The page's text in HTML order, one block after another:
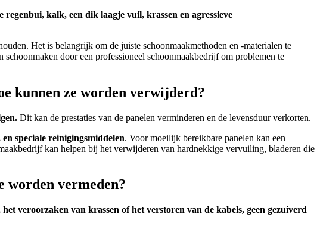
kalk, een dik laagje vuil, krassen en agressieve
Het is belangrijk om de juiste schoonmaakmethoden en -materialen te
door een professioneel schoonmaakbedrijf om problemen te
kunnen ze worden verwijderd?
Dit kan de prestaties van de panelen verminderen en de levensduur verkorten.
speciale reinigingsmiddelen. Voor moeilijk bereikbare panelen kan een
kan helpen bij het verwijderen van hardnekkige vervuiling, bladeren die
worden vermeden?
veroorzaken van krassen of het verstoren van de kabels, geen gezuiverd